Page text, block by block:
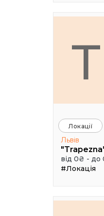
Локації
Львів
від 0₴ - до
#Локація